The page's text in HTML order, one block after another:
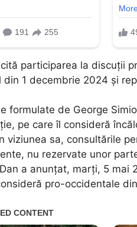
participarea la discuții
din 1 decembrie 2024 și
formulate de George
pe care îl consideră
viziunea sa, consultările
nu rezervate unor
a anunțat, marți, 5 mai
pro-occidentale